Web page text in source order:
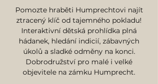
Pomozte hraběti Humprechtovi najít
ztracený klíč od tajemného pokladu!
Interaktivní dětská prohlídka plná
hádanek, hledání indicií, zábavných
úkolů a sladké odměny na konci.
Dobrodružství pro malé i velké
objevitele na zámku Humprecht.